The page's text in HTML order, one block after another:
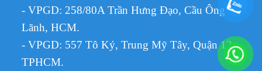
- VPGD: 258/80A Trần Hưng Đạo, Cầu Ông
Lãnh, HCM.
- VPGD: 557 Tô Ký, Trung Mỹ Tây, Quận 12,
TPHCM.